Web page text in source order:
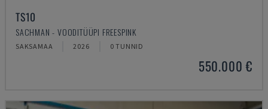
TS10
SACHMAN - VOODITÜÜPI FREESPINK
SAKSAMAA 2026 0 TUNNID
550.000 €